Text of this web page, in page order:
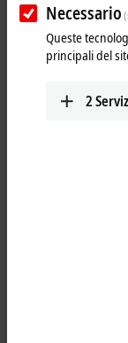
Necessario
Queste
principali del
2